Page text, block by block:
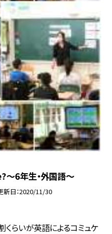
6年生・外国語〜
新日 2020/11/30
らいが英語によるコミュケ